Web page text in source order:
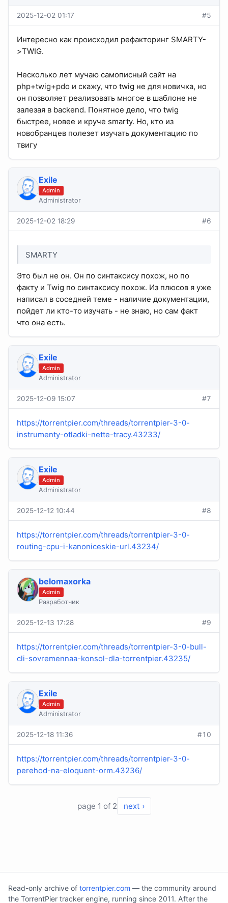
2025-12-02 01:17 #5
Интересно как происходил рефакторинг SMARTY-
>TWIG.
Несколько лет мучаю самописный сайт на
php+twig+pdo и скажу, что twig не для новичка, но
он позволяет реализовать многое в шаблоне не
залезая в backend. Понятное дело, что twig
быстрее, новее и круче smarty. Но, кто из
новобранцев полезет изучать документацию по
твигу
Exile
Admin
Administrator
2025-12-02 18:29 #6
SMARTY
Это был не он. Он по синтаксису похож, но по
факту и Twig по синтаксису похож. Из плюсов я уже
написал в соседней теме - наличие документации,
пойдет ли кто-то изучать - не знаю, но сам факт
что она есть.
Exile
Admin
Administrator
2025-12-09 15:07 #7
https://torrentpier.com/threads/torrentpier-3-0-
instrumenty-otladki-nette-tracy.43233/
Exile
Admin
Administrator
2025-12-12 10:44 #8
https://torrentpier.com/threads/torrentpier-3-0-
routing-cpu-i-kanoniceskie-url.43234/
belomaxorka
Admin
Разработчик
2025-12-13 17:28 #9
https://torrentpier.com/threads/torrentpier-3-0-bull-
cli-sovremennaa-konsol-dla-torrentpier.43235/
Exile
Admin
Administrator
2025-12-18 11:36 #10
https://torrentpier.com/threads/torrentpier-3-0-
perehod-na-eloquent-orm.43236/
page 1 of 2 next ›
Read-only archive of torrentpier.com — the community around
the TorrentPier tracker engine, running since 2011. After the